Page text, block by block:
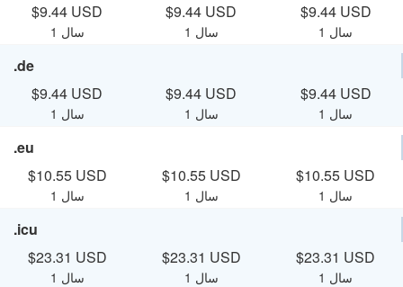
$9.44 USD
1 سال
$9.44 USD
1 سال
$9.44 USD
1 سال
.de
$9.44 USD
1 سال
$9.44 USD
1 سال
$9.44 USD
1 سال
.eu
$10.55 USD
1 سال
$10.55 USD
1 سال
$10.55 USD
1 سال
.icu
$23.31 USD
1 سال
$23.31 USD
1 سال
$23.31 USD
1 سال